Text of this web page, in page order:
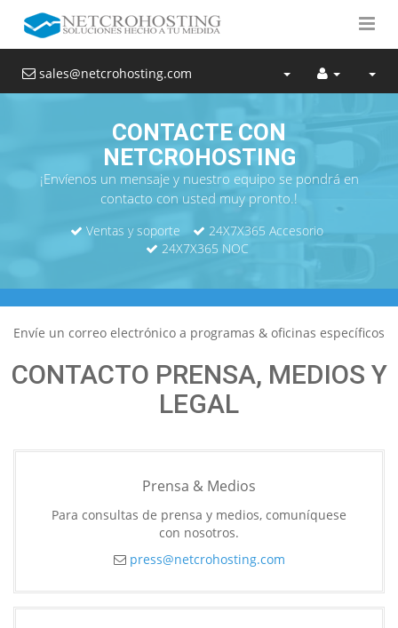
sales@netcrohosting.com
CONTACTE CON
NETCROHOSTING
¡Envíenos un mensaje y nuestro equipo se pondrá en
contacto con usted muy pronto.!
Ventas y soporte
24X7X365 Accesorio
24X7X365 NOC
Envíe un correo electrónico a programas & oficinas específicos
CONTACTO PRENSA, MEDIOS Y
LEGAL
Prensa & Medios
Para consultas de prensa y medios, comuníquese
con nosotros.
press@netcrohosting.com